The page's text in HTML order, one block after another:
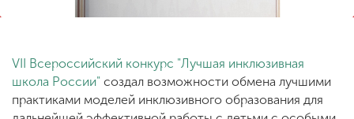
VII Всероссийский конкурс "Лучшая инклюзивная
школа России" создал возможности обмена лучшими
практиками моделей инклюзивного образования для